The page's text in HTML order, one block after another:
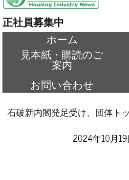
正社員募集中
ホーム
見本紙・購読のご
案内
お問い合わせ
石破新内閣発足受け、団体ト
2024年10月19